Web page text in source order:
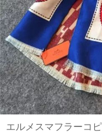
エルメスマフラーコ